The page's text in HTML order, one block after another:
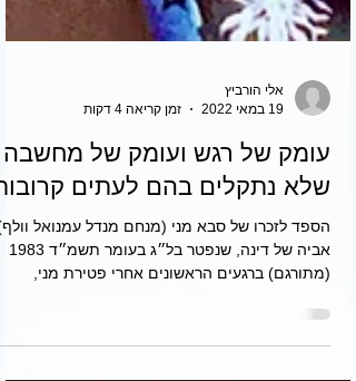
19 במאי 2022
זמן קריאה 4 דקות
עומק של רגש ועומק של מחשבה
שלא נתקלים בהם לעתים
הספד לזכרו של סבא מני (מנחם מנדל עמנואל